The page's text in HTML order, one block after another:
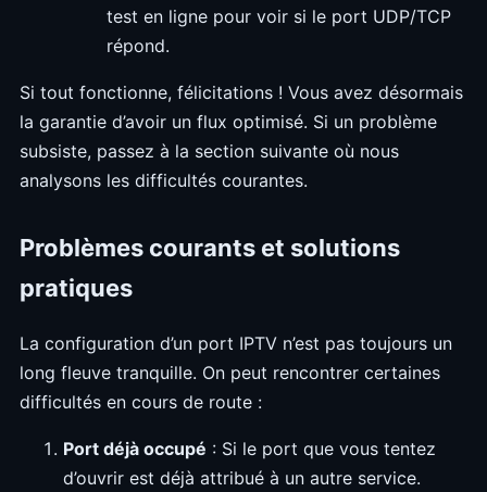
test en ligne pour voir si le port UDP/TCP
répond.
Si tout fonctionne, félicitations ! Vous avez désormais
la garantie d’avoir un flux optimisé. Si un problème
subsiste, passez à la section suivante où nous
analysons les difficultés courantes.
Problèmes courants et solutions
pratiques
La configuration d’un port IPTV n’est pas toujours un
long fleuve tranquille. On peut rencontrer certaines
difficultés en cours de route :
Port déjà occupé : Si le port que vous tentez
d’ouvrir est déjà attribué à un autre service.